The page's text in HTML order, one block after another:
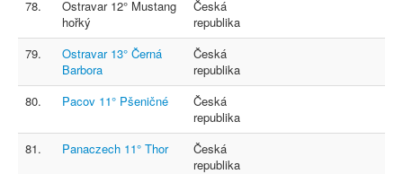
78.
Ostravar 12° Mustang
hořký
Česká
republika
79.
Ostravar 13° Černá
Barbora
Česká
republika
80.
Pacov 11° Pšeničné
Česká
republika
81.
Panaczech 11° Thor
Česká
republika